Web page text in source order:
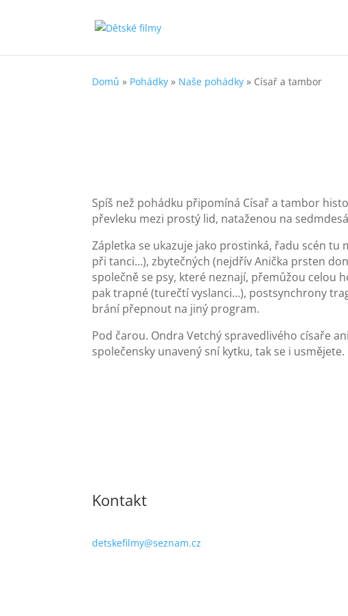
Domů » Pohádky » Naše pohádky » Císař a tambor
Spíš než pohádku připomíná Císař a tambor
převleku mezi prostý lid, nataženou na
Zápletka se ukazuje jako prostinká, řadu scén
při tanci…), zbytečných (nejdřív Anička prsten
společně se psy, které neznají, přemůžou celou
pak trapné (turečtí vyslanci…), postsynchrony
brání přepnout na jiný program.
Pod čarou. Ondra Vetchý spravedlivého císaře
společensky unavený sní kytku, tak se i usmějete.
Kontakt
detskefilmy@seznam.cz